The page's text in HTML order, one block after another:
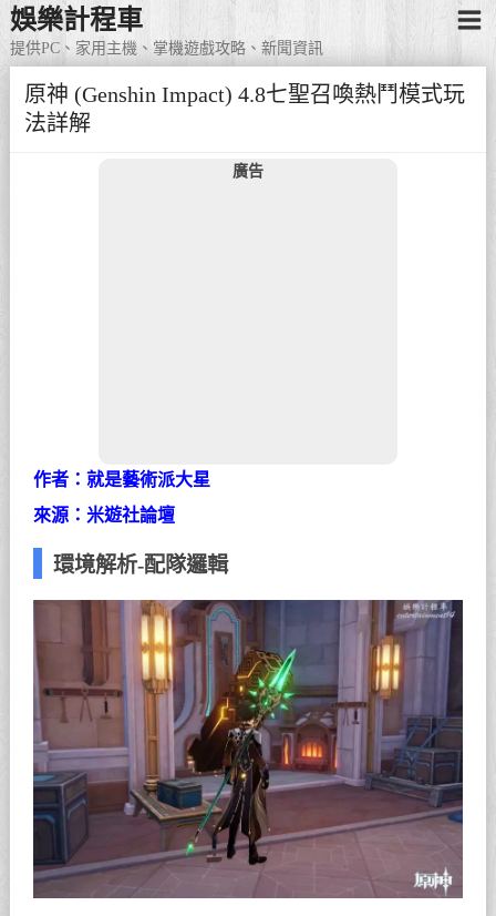
娛樂計程車
提供PC、家用主機、掌機遊戲攻略、新聞資訊
原神 (Genshin Impact) 4.8七聖召喚熱鬥模式玩
法詳解
廣告
作者：就是藝術派大星
來源：米遊社論壇
環境解析-配隊邏輯